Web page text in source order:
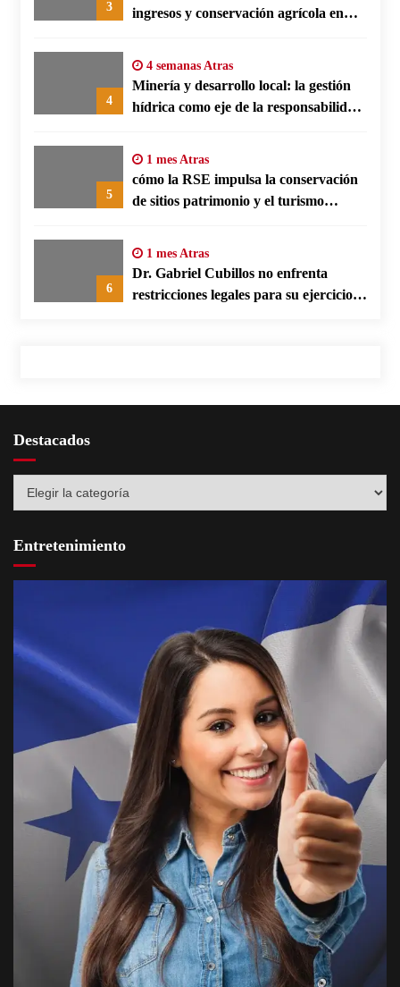
3
ingresos y conservación agrícola en
4
4 semanas Atras
Minería y desarrollo local: la gestión
hídrica como eje de la responsabilidad
5
1 mes Atras
cómo la RSE impulsa la conservación
de sitios patrimonio y el turismo
6
1 mes Atras
Dr. Gabriel Cubillos no enfrenta
restricciones legales para su ejercicio,
Destacados
Entretenimiento